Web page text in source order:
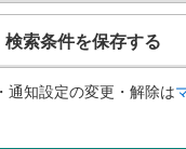
検索条件を保存する
通知設定の変更・解除は